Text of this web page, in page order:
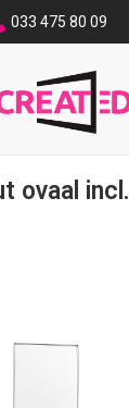
033 475 80 09
ovaal incl.